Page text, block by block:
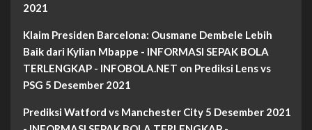
2021
Klaim Presiden Barcelona: Ousmane Dembele Lebih
Baik dari Kylian Mbappe - INFORMASI SEPAK BOLA
TERLENGKAP - INFOBOLA.NET on Prediksi Lens vs
PSG 5 Desember 2021
Prediksi Watford vs Manchester City 5 Desember 2021